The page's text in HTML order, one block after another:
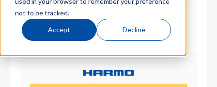
not to be tracked.
Accept Decline
Webinar report
Video library
2024.12.20